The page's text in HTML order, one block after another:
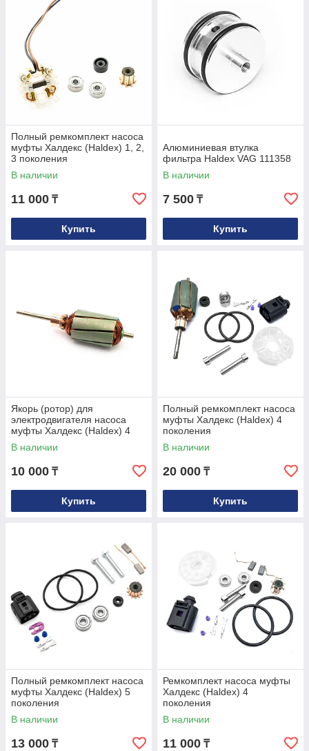
Полный ремкомплект насоса
муфты Халдекс (Haldex) 1, 2,
3 поколения
В наличии
11 000 ₸
Купить
Алюминиевая втулка
фильтра Haldex VAG 111358
В наличии
7 500 ₸
Купить
Якорь (ротор) для
электродвигателя насоса
муфты Халдекс (Haldex) 4
поколения
В наличии
10 000 ₸
Купить
Полный ремкомплект насоса
муфты Халдекс (Haldex) 4
поколения
В наличии
20 000 ₸
Купить
Полный ремкомплект насоса
муфты Халдекс (Haldex) 5
поколения
В наличии
13 000 ₸
Ремкомплект насоса муфты
Халдекс (Haldex) 4
поколения
В наличии
11 000 ₸